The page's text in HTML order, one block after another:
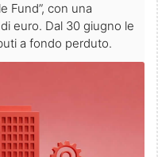
Fund”, con una
euro. Dal 30 giugno le
a fondo perduto.